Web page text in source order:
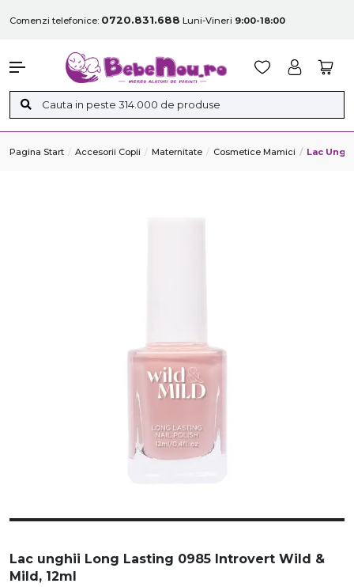
Comenzi telefonice: 0720.831.688 Luni-Vineri 9:00-18:00
Pagina Start Accesorii Copii Maternitate Cosmetice Mamici Lac
Lac unghii Long Lasting 0985 Introvert Wild &
Mild, 12ml